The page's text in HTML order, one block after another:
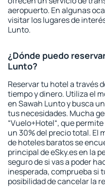
aeropuerto. En algunas
visitar los lugares de
Lunto.
¿Dónde puedo
Lunto?
Reservar tu hotel a través
tiempo y dinero. Utiliza el
en Sawah Lunto y busca
tus necesidades. Mucha
“Vuelo+Hotel“, que
un 30% del precio total. El
de hoteles baratos se
principal de eSky.es en la
seguro de si vas a poder
inesperada, comprueba si
posibilidad de cancelar la